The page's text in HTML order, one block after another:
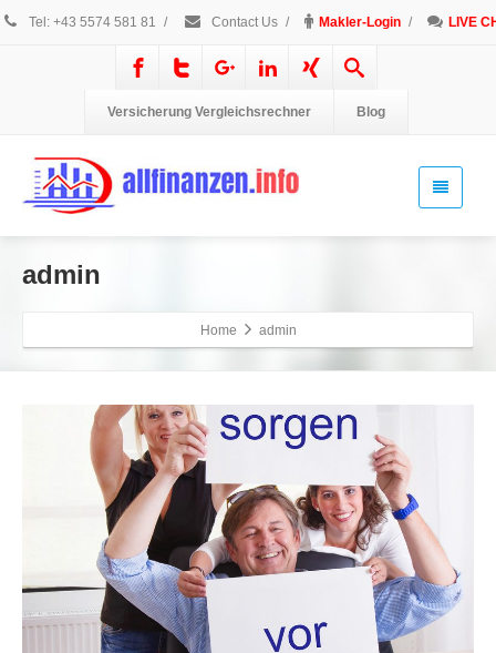
Tel: +43 5574 581 81 / Contact Us / Makler-Login / LIVE
Versicherung Vergleichsrechner Blog
admin
Home admin